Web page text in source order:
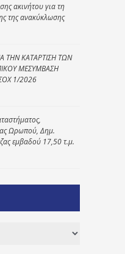
ακινήτου για τη
της ανακύκλωσης
ΤΗΝ ΚΑΤΑΡΤΙΣΗ ΤΩΝ
ΜΕΣΥΜΒΑΣΗ
1/2026
Ωρωπού, Δημ.
εμβαδού 17,50 τ.μ.